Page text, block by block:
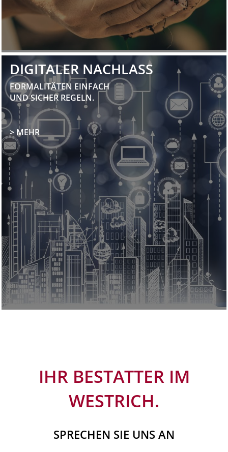
DIGITALER NACHLASS
FORMALITÄTEN EINFACH
UND SICHER REGELN.
> MEHR
IHR BESTATTER IM
WESTRICH.
SPRECHEN SIE UNS AN